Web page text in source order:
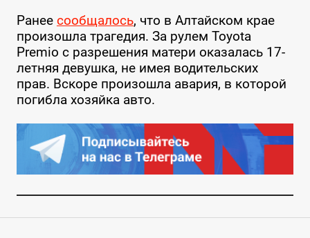
Ранее сообщалось, что в Алтайском крае
произошла трагедия. За рулем Toyota
Premio с разрешения матери оказалась 17-
летняя девушка, не имея водительских
прав. Вскоре произошла авария, в которой
погибла хозяйка авто.